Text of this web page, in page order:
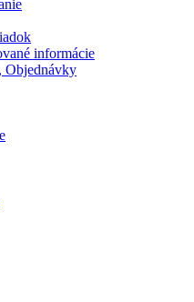
informácie
Objednávky